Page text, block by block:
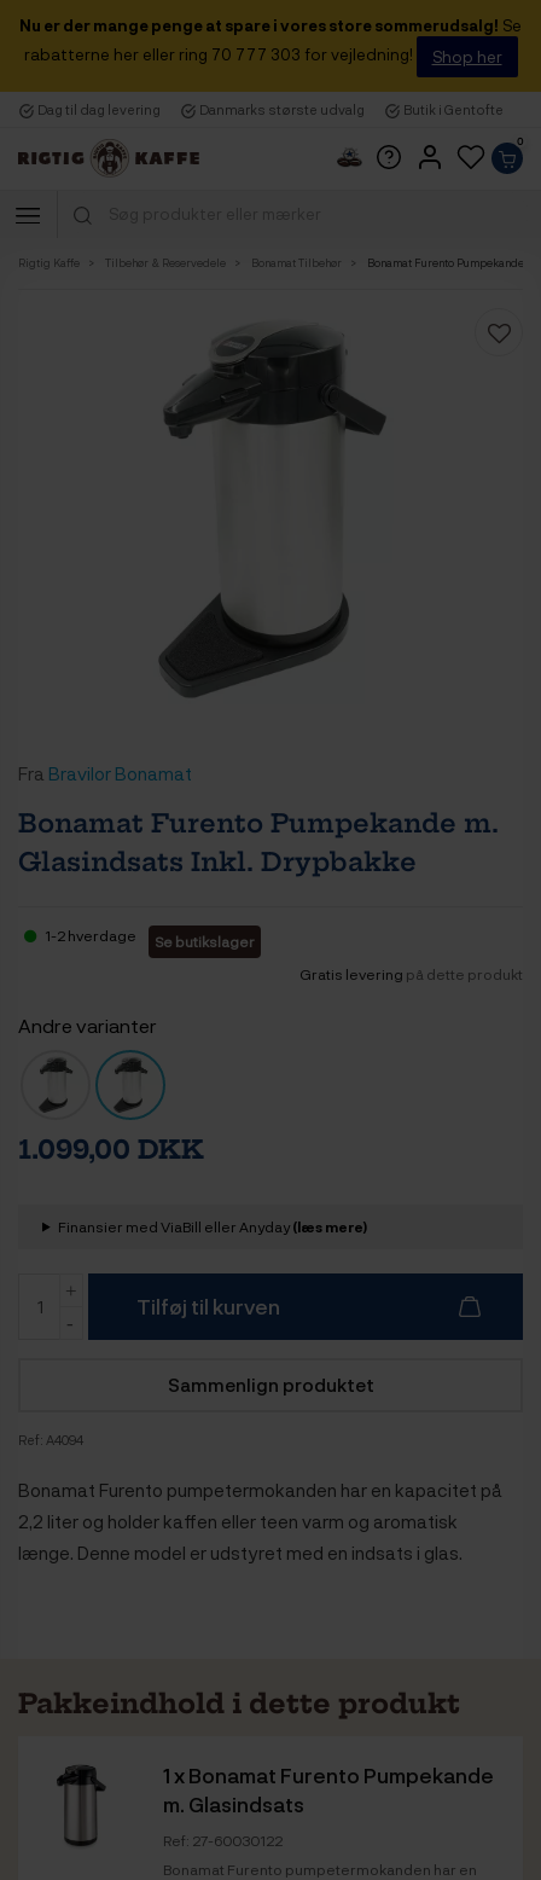
Nu er der mange penge at spare i vores store sommerudsalg! Se
rabatterne her eller ring 70 777 303 for vejledning!
Shop her
Dag til dag levering Danmarks største udvalg Butik i Gentofte
0
Rigtig Kaffe Tilbehør & Reservedele Bonamat Tilbehør Bonamat Furento Pumpekande
Fra Bravilor Bonamat
Bonamat Furento Pumpekande m.
Glasindsats Inkl. Drypbakke
1-2 hverdage
Se butikslager
Gratis levering på dette produkt
Andre varianter
1.099,00 DKK
Finansier med ViaBill eller Anyday(læs mere)
Tilføj til kurven
Sammenlign produktet
Ref: A4094
Bonamat Furento pumpetermokanden har en kapacitet på
2,2 liter og holder kaffen eller teen varm og aromatisk
længe. Denne model er udstyret med en indsats i glas.
Pakkeindhold i dette produkt
1 xBonamat Furento Pumpekande
m. Glasindsats
Ref: 27-60030122
Bonamat Furento pumpetermokanden har en